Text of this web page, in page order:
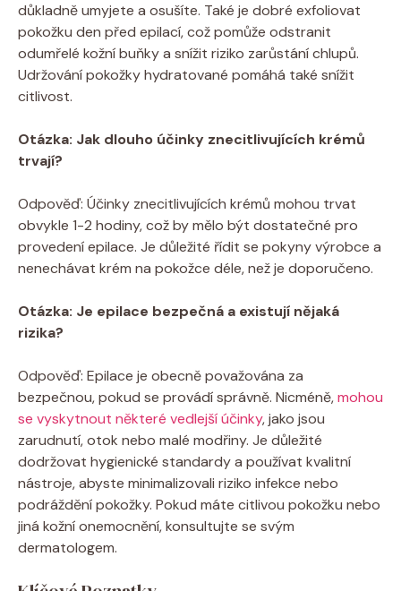
důkladně ⁤umyjete a⁢ osušíte. Také ​je dobré exfoliovat
pokožku den ‌před epilací, což‌ pomůže odstranit
odumřelé kožní buňky⁢ a snížit ⁤riziko zarůstání chlupů.
Udržování pokožky hydratované⁤ pomáhá také snížit
citlivost.
Otázka: Jak dlouho účinky ‍znecitlivujících ⁢krémů
‍trvají?
Odpověď: Účinky znecitlivujících krémů mohou trvat
obvykle 1-2 hodiny, což by‌ mělo‌ být ⁢dostatečné ‍pro
provedení epilace.⁢ Je důležité řídit se pokyny‍ výrobce ⁤a
nenechávat krém na pokožce ⁢déle, než je doporučeno.
Otázka: Je epilace bezpečná a existují nějaká
rizika?
Odpověď: Epilace je⁢ obecně považována za‍
bezpečnou, pokud se ⁣provádí správně. Nicméně,mohou
se vyskytnout některé vedlejší účinky, jako jsou
zarudnutí,‍ otok nebo⁢ malé modřiny. Je důležité
dodržovat hygienické standardy a používat kvalitní⁣
nástroje, abyste minimalizovali riziko ‍infekce nebo
podráždění pokožky. ⁣Pokud máte citlivou pokožku ⁤nebo
⁢jiná kožní onemocnění, konsultujte se svým
dermatologem.⁢